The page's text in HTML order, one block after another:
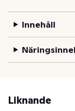
aromer,
stolta över!
Innehåll
Liknande